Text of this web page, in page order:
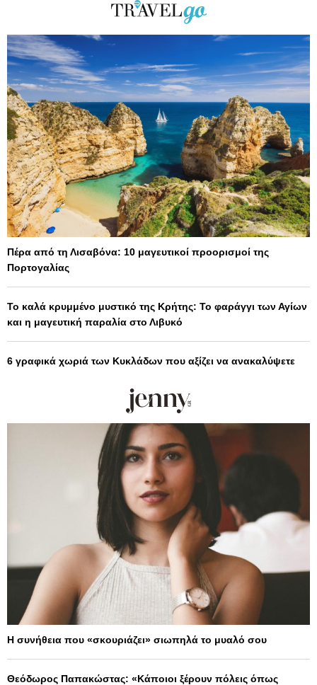
Πέρα από τη Λισαβόνα: 10 μαγευτικοί προορισμοί της
Πορτογαλίας
Το καλά κρυμμένο μυστικό της Κρήτης: Το φαράγγι των Αγίων
και η μαγευτική παραλία στο Λιβυκό
6 γραφικά χωριά των Κυκλάδων που αξίζει να ανακαλύψετε
Η συνήθεια που «σκουριάζει» σιωπηλά το μυαλό σου
Θεόδωρος Παπακώστας: «Κάποιοι ξέρουν πόλεις όπως